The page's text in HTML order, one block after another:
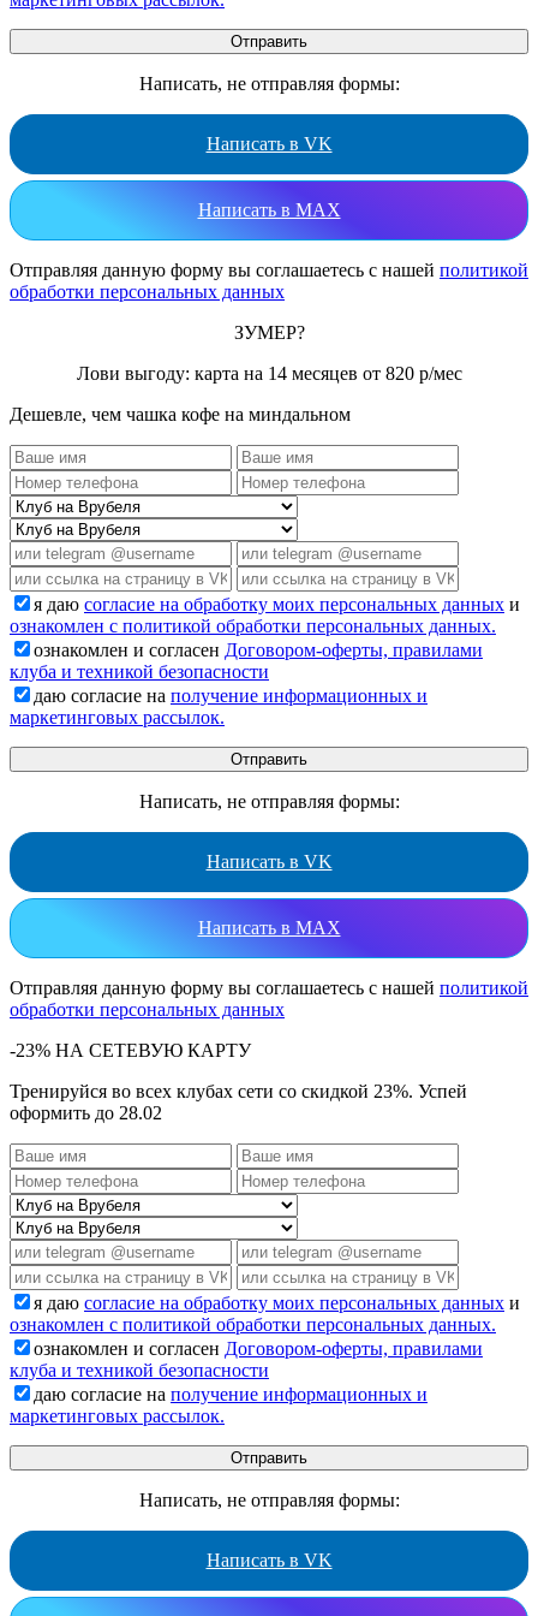
Написать, не отправляя формы:
Написать в VK
Написать в MAX
Отправляя данную форму вы соглашаетесь с нашей политикой
обработки персональных данных
ЗУМЕР?
Лови выгоду: карта на 14 месяцев от 820 р/мес
Дешевле, чем чашка кофе на миндальном
я даю согласие на обработку моих персональных данных и
ознакомлен с политикой обработки персональных данных.
ознакомлен и согласен Договором-оферты, правилами
клуба и техникой безопасности
даю согласие на получение информационных и
маркетинговых рассылок.
Написать, не отправляя формы:
Написать в VK
Написать в MAX
Отправляя данную форму вы соглашаетесь с нашей политикой
обработки персональных данных
-23% НА СЕТЕВУЮ КАРТУ
Тренируйся во всех клубах сети со скидкой 23%. Успей
оформить до 28.02
я даю согласие на обработку моих персональных данных и
ознакомлен с политикой обработки персональных данных.
ознакомлен и согласен Договором-оферты, правилами
клуба и техникой безопасности
даю согласие на получение информационных и
маркетинговых рассылок.
Написать, не отправляя формы:
Написать в VK